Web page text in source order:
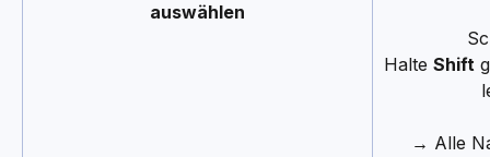
auswählen
Halte Shift
→ Alle